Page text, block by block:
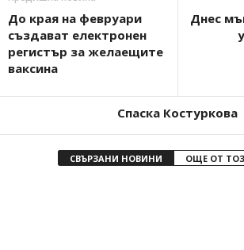
До края на февруари
създават електронен
регистър за желаещите
ваксина
Днес
Спаска Костуркова
СВЪРЗАНИ НОВИНИ ОЩЕ ОТ